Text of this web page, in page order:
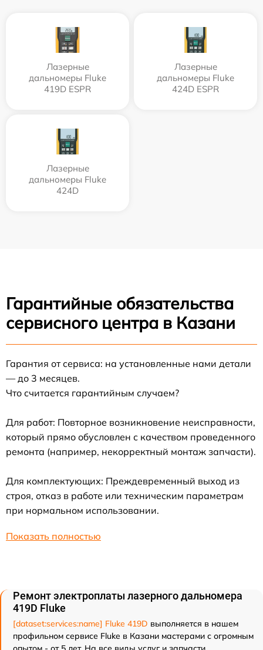
Лазерные
дальномеры Fluke
419D ESPR
Лазерные
дальномеры Fluke
424D ESPR
Лазерные
дальномеры Fluke
424D
Гарантийные обязательства
сервисного центра в Казани
Гарантия от сервиса: на установленные нами детали
— до 3 месяцев.
Что считается гарантийным случаем?
Для работ: Повторное возникновение неисправности,
который прямо обусловлен с качеством проведенного
ремонта (например, некорректный монтаж запчасти).
Для комплектующих: Преждевременный выход из
строя, отказ в работе или техническим параметрам
при нормальном использовании.
Показать полностью
Ремонт электроплаты лазерного дальномера
419D Fluke
[dataset:services:name] Fluke 419D выполняется в нашем
профильном сервисе Fluke в Казани мастерами с огромным